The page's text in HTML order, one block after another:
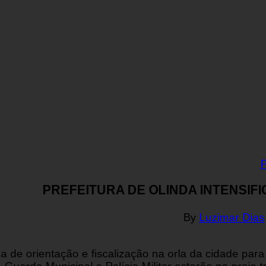
PREFEITURA DE OLINDA
By Luzimar Dias
de orientação e fiscalização na orla da cidade